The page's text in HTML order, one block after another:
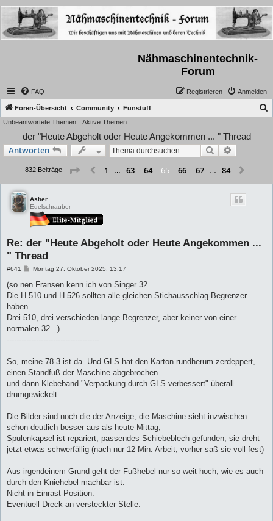
Nähmaschinentechnik-
Forum
FAQ Anmelden
Registrieren
Foren-Übersicht Community Funstuff
Unbeantwortete Themen Aktive Themen
der "Heute Abgeholt oder Heute Angekommen ... " Thread
Antworten Suche
832 Beiträge Seite 65 von84
Vorherige
1 … 63 64 65 66 67 … 84
Asher
Edelschrauber
Re: der "Heute Abgeholt oder Heute Angekommen ...
" Thread
#641
B
i
r
Montag 27. Oktober 2025, 13:17
(so nen Fransen kenn ich von Singer 32.
Die H 510 und H 526 sollten alle gleichen Stichausschlag-Begrenzer
haben.
Drei 510, drei verschieden lange Begrenzer, aber keiner von einer
normalen 32...)
--------------------------------------
So, meine 78-3 ist da. Und GLS hat den Karton rundherum zerdeppert,
einen Standfuß der Maschine abgebrochen...
und dann Klebeband "Verpackung durch GLS verbessert" überall
drumgewickelt.
Die Bilder sind noch die der Anzeige, die Maschine sieht inzwischen
schon deutlich besser aus als heute Mittag,
Spulenkapsel ist repariert, passendes Schiebeblech gefunden, sie dreht
jetzt etwas schwerfällig (nach nur 12 Min. Arbeit, vorher saß sie voll fest)
Aus irgendeinem Grund geht der Fußhebel nur so weit hoch, wie es auch
durch den Kniehebel machbar ist.
Nicht in Einrast-Position.
Eventuell Dreck an versteckter Stelle.